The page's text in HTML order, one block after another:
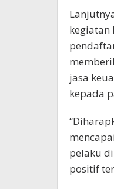
kegiatan
jasa
kepada
pelaku
positif